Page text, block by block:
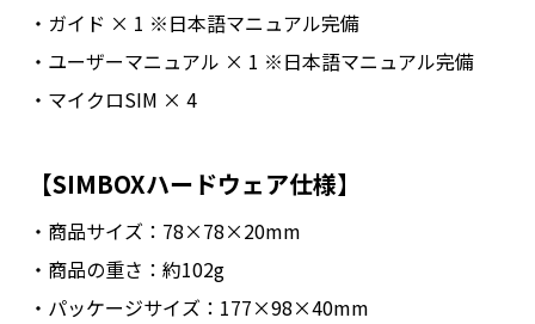
・ガイド × 1 ※日本語マニュアル完備
・ユーザーマニュアル × 1 ※日本語マニュアル完備
・マイクロSIM × 4
【SIMBOXハードウェア仕様】
・商品サイズ：78×78×20mm
・商品の重さ：約102g
・パッケージサイズ：177×98×40mm